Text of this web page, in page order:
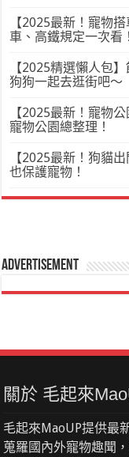
【2025最新！寵物
車、高鐵規定一次看！
【2025精選懶人包
狗狗一起去逛街吧～
【2025最新！寵物
寵物公園總整理！
【2025最新！狗貓
也保護寵物！
Advertisement
關於 毛起來
毛起來MaoUP提供最
蒐羅國內外寵物趣聞